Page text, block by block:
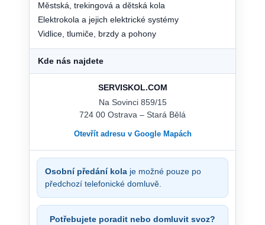
Městská, trekingová a dětská kola
Elektrokola a jejich elektrické systémy
Vidlice, tlumiče, brzdy a pohony
Kde nás najdete
SERVISKOL.COM
Na Sovinci 859/15
724 00 Ostrava – Stará Bělá
Otevřít adresu v Google Mapách
Osobní předání kola je možné pouze po
předchozí telefonické domluvě.
Potřebujete poradit nebo domluvit svoz?